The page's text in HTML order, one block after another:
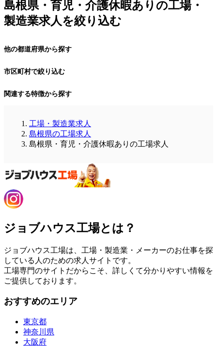
島根県・育児・介護休暇ありの工場・
製造業求人を絞り込む
他の都道府県から探す
市区町村で絞り込む
関連する特徴から探す
工場・製造業求人
島根県の工場求人
島根県・育児・介護休暇ありの工場求人
ジョブハウス工場とは？
ジョブハウス工場は、工場・製造業・メーカーのお仕事を探
している人のための求人サイトです。
工場専門のサイトだからこそ、詳しくて分かりやすい情報を
ご提供しております。
おすすめのエリア
東京都
神奈川県
大阪府